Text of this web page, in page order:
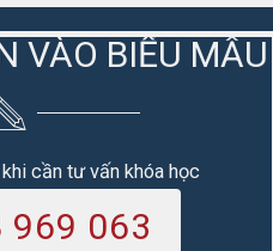
VÀO BIỂU MẪU
cần tư vấn khóa học
969 063